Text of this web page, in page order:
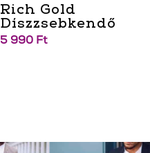
Rich Gold
Díszzsebkendő
5 990 Ft